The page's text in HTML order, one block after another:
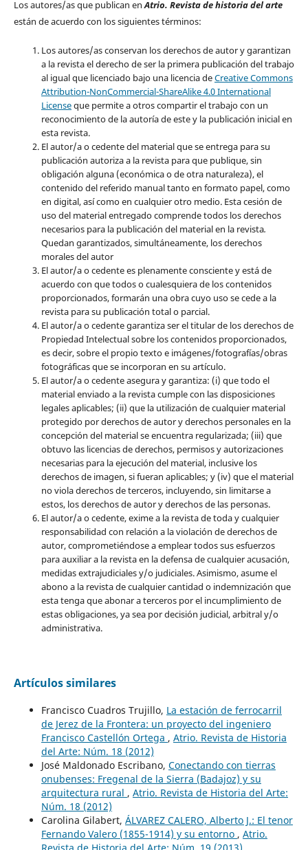
Los autores/as que publican enAtrio. Revista de historia del arte
están de acuerdo con los siguientes términos:
Los autores/as conservan los derechos de autor y garantizan
a la revista el derecho de ser la primera publicación del trabajo
al igual que licenciado bajo una licencia deCreative Commons
Attribution-NonCommercial-ShareAlike 4.0 International
Licenseque permite a otros compartir el trabajo con un
reconocimiento de la autoría de este y la publicación inicial en
esta revista.
El autor/a o cedente del material que se entrega para su
publicación autoriza a la revista para que publique, sin
obligación alguna (económica o de otra naturaleza), el
contenido del referido manual tanto en formato papel, como
en digital, así como en cualquier otro medio. Esta cesión de
uso del material entregado comprende todos los derechos
necesarios para la publicación del material en la revista.
Quedan garantizados, simultáneamente, los derechos
morales del autor
El autor/a o cedente es plenamente consciente y está de
acuerdo con que todos o cualesquiera de los contenidos
proporcionados, formarán una obra cuyo uso se cede a la
revista para su publicación total o parcial.
El autor/a o cedente garantiza ser el titular de los derechos de
Propiedad Intelectual sobre los contenidos proporcionados,
es decir, sobre el propio texto e imágenes/fotografías/obras
fotográficas que se incorporan en su artículo.
El autor/a o cedente asegura y garantiza: (i) que todo el
material enviado a la revista cumple con las disposiciones
legales aplicables; (ii) que la utilización de cualquier material
protegido por derechos de autor y derechos personales en la
concepción del material se encuentra regularizada; (iii) que
obtuvo las licencias de derechos, permisos y autorizaciones
necesarias para la ejecución del material, inclusive los
derechos de imagen, si fueran aplicables; y (iv) que el material
no viola derechos de terceros, incluyendo, sin limitarse a
estos, los derechos de autor y derechos de las personas.
El autor/a o cedente, exime a la revista de toda y cualquier
responsabilidad con relación a la violación de derechos de
autor, comprometiéndose a emplear todos sus esfuerzos
para auxiliar a la revista en la defensa de cualquier acusación,
medidas extrajudiciales y/o judiciales. Asimismo, asume el
abono a la revista de cualquier cantidad o indemnización que
esta tenga que abonar a terceros por el incumplimiento de
estas obligaciones, ya sea por decisión judicial, arbitral y/o
administrativa.
Artículos similares
Francisco Cuadros Trujillo, La estación de ferrocarril
de Jerez de la Frontera: un proyecto del ingeniero
Francisco Castellón Ortega , Atrio. Revista de Historia
del Arte: Núm. 18 (2012)
José Maldonado Escribano, Conectando con tierras
onubenses: Fregenal de la Sierra (Badajoz) y su
arquitectura rural , Atrio. Revista de Historia del Arte:
Núm. 18 (2012)
Carolina Gilabert, ÁLVAREZ CALERO, Alberto J.: El tenor
Fernando Valero (1855-1914) y su entorno , Atrio.